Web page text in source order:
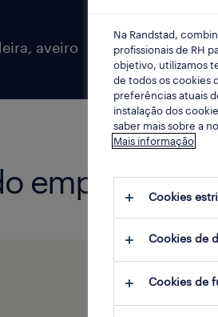
aveiro publicado
emprego
Na Randstad,
profissionais de RH
objetivo, utilizamos
de todos os cookies
preferências atuais
instalação dos
saber mais sobre a
Mais informação
Cookies
Cookies de
Cookies de